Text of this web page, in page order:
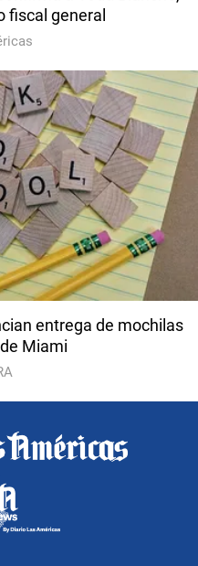
fiscal general
entrega de mochilas
Miami